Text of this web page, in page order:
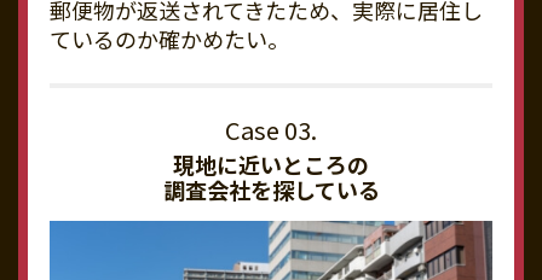
郵便物が返送されてきたため、実際に居住し
ているのか確かめたい。
現地に近いところの
調査会社を探している